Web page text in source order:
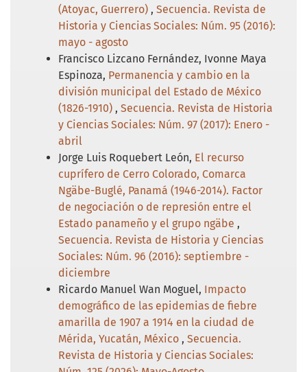
(Atoyac, Guerrero) , Secuencia. Revista de
Historia y Ciencias Sociales: Núm. 95 (2016):
mayo - agosto
Francisco Lizcano Fernández, Ivonne Maya
Espinoza, Permanencia y cambio en la
división municipal del Estado de México
(1826-1910) , Secuencia. Revista de Historia
y Ciencias Sociales: Núm. 97 (2017): Enero -
abril
Jorge Luis Roquebert León, El recurso
cuprífero de Cerro Colorado, Comarca
Ngäbe-Buglé, Panamá (1946-2014). Factor
de negociación o de represión entre el
Estado panameño y el grupo ngäbe ,
Secuencia. Revista de Historia y Ciencias
Sociales: Núm. 96 (2016): septiembre -
diciembre
Ricardo Manuel Wan Moguel, Impacto
demográfico de las epidemias de fiebre
amarilla de 1907 a 1914 en la ciudad de
Mérida, Yucatán, México , Secuencia.
Revista de Historia y Ciencias Sociales: